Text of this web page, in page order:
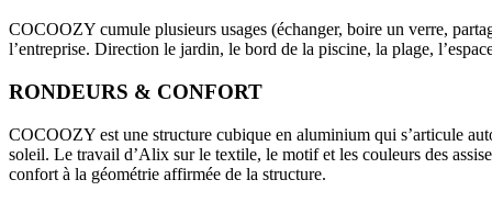
COCOOZY cumule plusieurs usages (échanger, boire un verre,
l’entreprise. Direction le jardin, le bord de la piscine, la plage,
RONDEURS & CONFORT
COCOOZY est une structure cubique en aluminium qui s’articule
soleil. Le travail d’Alix sur le textile, le motif et les couleurs des
confort à la géométrie affirmée de la structure.